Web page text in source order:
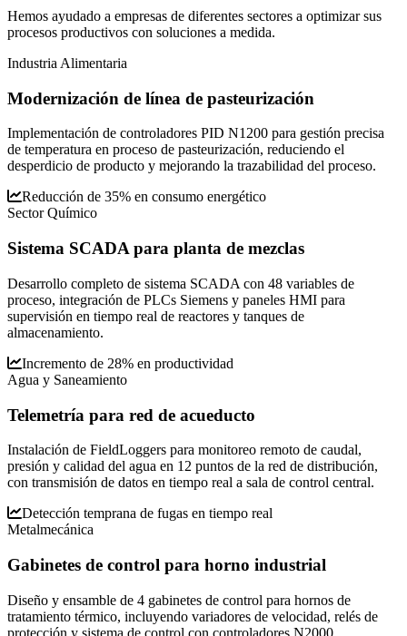
Hemos ayudado a empresas de diferentes sectores a optimizar sus
procesos productivos con soluciones a medida.
Industria Alimentaria
Modernización de línea de pasteurización
Implementación de controladores PID N1200 para gestión precisa
de temperatura en proceso de pasteurización, reduciendo el
desperdicio de producto y mejorando la trazabilidad del proceso.
Reducción de 35% en consumo energético
Sector Químico
Sistema SCADA para planta de mezclas
Desarrollo completo de sistema SCADA con 48 variables de
proceso, integración de PLCs Siemens y paneles HMI para
supervisión en tiempo real de reactores y tanques de
almacenamiento.
Incremento de 28% en productividad
Agua y Saneamiento
Telemetría para red de acueducto
Instalación de FieldLoggers para monitoreo remoto de caudal,
presión y calidad del agua en 12 puntos de la red de distribución,
con transmisión de datos en tiempo real a sala de control central.
Detección temprana de fugas en tiempo real
Metalmecánica
Gabinetes de control para horno industrial
Diseño y ensamble de 4 gabinetes de control para hornos de
tratamiento térmico, incluyendo variadores de velocidad, relés de
protección y sistema de control con controladores N2000.